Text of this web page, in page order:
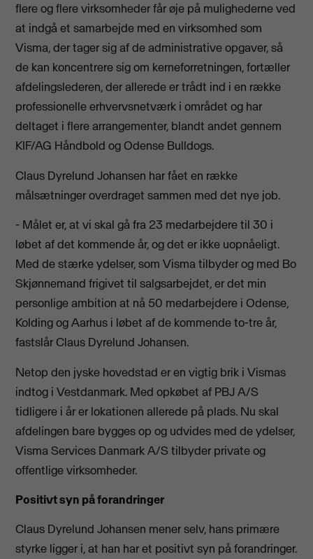
flere og flere virksomheder får øje på mulighederne ved
at indgå et samarbejde med en virksomhed som
Visma, der tager sig af de administrative opgaver, så
de kan koncentrere sig om kerneforretningen, fortæller
afdelingslederen, der allerede er trådt ind i en række
professionelle erhvervsnetværk i området og har
deltaget i flere arrangementer, blandt andet gennem
KIF/AG Håndbold og Odense Bulldogs.
Claus Dyrelund Johansen har fået en række
målsætninger overdraget sammen med det nye job.
- Målet er, at vi skal gå fra 23 medarbejdere til 30 i
løbet af det kommende år, og det er ikke uopnåeligt.
Med de stærke ydelser, som Visma tilbyder og med Bo
Skjønnemand frigivet til salgsarbejdet, er det min
personlige ambition at nå 50 medarbejdere i Odense,
Kolding og Aarhus i løbet af de kommende to-tre år,
fastslår Claus Dyrelund Johansen.
Netop den jyske hovedstad er en vigtig brik i Vismas
indtog i Vestdanmark. Med opkøbet af PBJ A/S
tidligere i år er lokationen allerede på plads. Nu skal
afdelingen bare bygges op og udvides med de ydelser,
Visma Services Danmark A/S tilbyder private og
offentlige virksomheder.
Positivt syn på forandringer
Claus Dyrelund Johansen mener selv, hans primære
styrke ligger i, at han har et positivt syn på forandringer.